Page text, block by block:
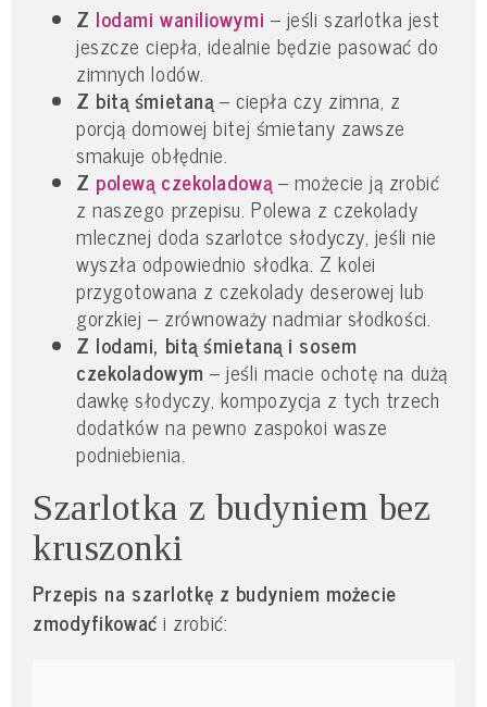
Z lodami waniliowymi – jeśli szarlotka jest
jeszcze ciepła, idealnie będzie pasować do
zimnych lodów.
Z bitą śmietaną – ciepła czy zimna, z
porcją domowej bitej śmietany zawsze
smakuje obłędnie.
Z polewą czekoladową – możecie ją zrobić
z naszego przepisu. Polewa z czekolady
mlecznej doda szarlotce słodyczy, jeśli nie
wyszła odpowiednio słodka. Z kolei
przygotowana z czekolady deserowej lub
gorzkiej – zrównoważy nadmiar słodkości.
Z lodami, bitą śmietaną i sosem
czekoladowym – jeśli macie ochotę na dużą
dawkę słodyczy, kompozycja z tych trzech
dodatków na pewno zaspokoi wasze
podniebienia.
Szarlotka z budyniem bez
kruszonki
Przepis na szarlotkę z budyniem możecie
zmodyfikować i zrobić: